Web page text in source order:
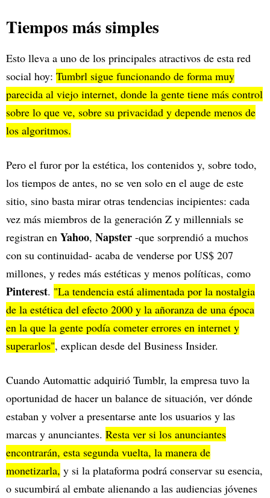
Tiempos más simples
Esto lleva a uno de los principales atractivos de esta red
social hoy: Tumbrl sigue funcionando de forma muy
parecida al viejo internet, donde la gente tiene más control
sobre lo que ve, sobre su privacidad y depende menos de
los algoritmos.
Pero el furor por la estética, los contenidos y, sobre todo,
los tiempos de antes, no se ven solo en el auge de este
sitio, sino basta mirar otras tendencias incipientes: cada
vez más miembros de la generación Z y millennials se
registran en Yahoo, Napster -que sorprendió a muchos
con su continuidad- acaba de venderse por US$ 207
millones, y redes más estéticas y menos políticas, como
Pinterest. "La tendencia está alimentada por la nostalgia
de la estética del efecto 2000 y la añoranza de una época
en la que la gente podía cometer errores en internet y
superarlos", explican desde del Business Insider.
Cuando Automattic adquirió Tumblr, la empresa tuvo la
oportunidad de hacer un balance de situación, ver dónde
estaban y volver a presentarse ante los usuarios y las
marcas y anunciantes. Resta ver si los anunciantes
encontrarán, esta segunda vuelta, la manera de
monetizarla, y si la plataforma podrá conservar su esencia,
o sucumbirá al embate alienando a las audiencias jóvenes